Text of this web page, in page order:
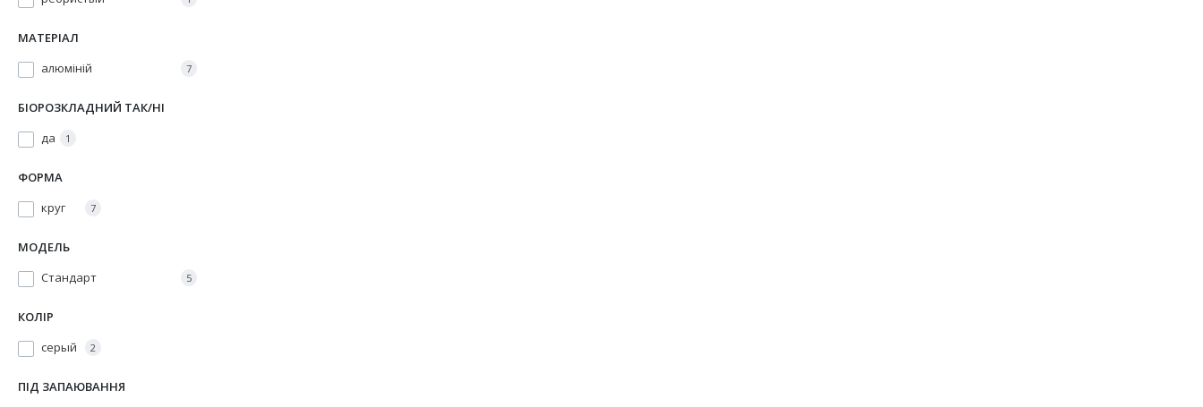
МАТЕРІАЛ
алюміній
7
БІОРОЗКЛАДНИЙ ТАК/НІ
да
1
ФОРМА
круг
7
МОДЕЛЬ
Стандарт
5
КОЛІР
серый
2
ПІД ЗАПАЮВАННЯ